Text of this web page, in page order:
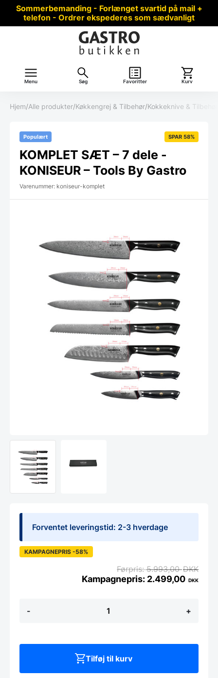
Sommerbemanding - Forlænget svartid på mail +
telefon - Ordrer ekspederes som sædvanligt
Menu Søg Favoritter Kurv
Hjem/Alle produkter/Køkkengrej & Tilbehør/Kokkeknive & Tilbehør
Populært SPAR 58%
KOMPLET SÆT – 7 dele -
KONISEUR – Tools By Gastro
Varenummer: koniseur-komplet
Forventet leveringstid: 2-3 hverdage
-
SÆT
-
Tools
+
KAMPAGNEPRIS -58%
5.993,00DKK
2.499,00 DKK
Tilføj til kurv